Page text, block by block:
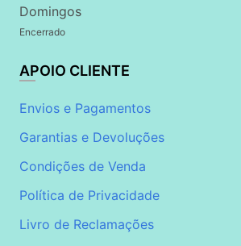
Domingos
Encerrado
APOIO CLIENTE
Envios e Pagamentos
Garantias e Devoluções
Condições de Venda
Política de Privacidade
Livro de Reclamações